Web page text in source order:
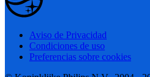
Aviso de Privacidad
Condiciones de uso
Preferencias sobre cookies